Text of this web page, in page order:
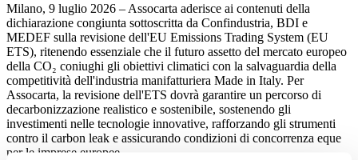
Milano, 9 luglio 2026 – Assocarta aderisce ai contenuti della
dichiarazione congiunta sottoscritta da Confindustria, BDI e
MEDEF sulla revisione dell'EU Emissions Trading System (EU
ETS), ritenendo essenziale che il futuro assetto del mercato europeo
della CO₂ coniughi gli obiettivi climatici con la salvaguardia della
competitività dell'industria manifatturiera Made in Italy. Per
Assocarta, la revisione dell'ETS dovrà garantire un percorso di
decarbonizzazione realistico e sostenibile, sostenendo gli
investimenti nelle tecnologie innovative, rafforzando gli strumenti
contro il carbon leak e assicurando condizioni di concorrenza eque
per le imprese europee.